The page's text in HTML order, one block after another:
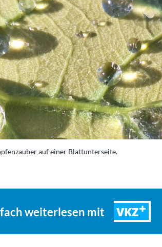
auf einer Blattunterseite.
weiterlesen mit VKZ